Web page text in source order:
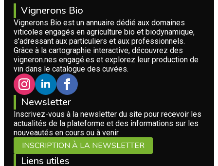
Vignerons Bio
Vignerons Bio est un annuaire dédié aux domaines
viticoles engagés en agriculture bio et biodynamique,
s'adressant aux particuliers et aux professionnels.
Grâce à la cartographie interactive, découvrez des
vigneron.nes engagé.es et explorez leur production de
vin dans le catalogue des cuvées.
Newsletter
Inscrivez-vous à la newsletter du site pour recevoir les
actualités de la plateforme et des informations sur les
nouveautés en cours ou à venir.
INSCRIPTION À LA NEWSLETTER
Liens utiles